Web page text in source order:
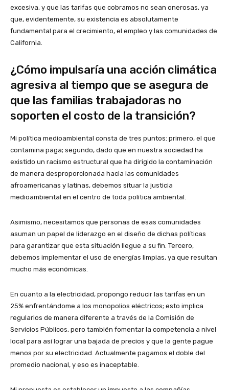
excesiva, y que las tarifas que cobramos no sean onerosas, ya
que, evidentemente, su existencia es absolutamente
fundamental para el crecimiento, el empleo y las comunidades de
California.
¿Cómo impulsaría una acción climática
agresiva al tiempo que se asegura de
que las familias trabajadoras no
soporten el costo de la transición?
Mi política medioambiental consta de tres puntos: primero, el que
contamina paga; segundo, dado que en nuestra sociedad ha
existido un racismo estructural que ha dirigido la contaminación
de manera desproporcionada hacia las comunidades
afroamericanas y latinas, debemos situar la justicia
medioambiental en el centro de toda política ambiental.
Asimismo, necesitamos que personas de esas comunidades
asuman un papel de liderazgo en el diseño de dichas políticas
para garantizar que esta situación llegue a su fin. Tercero,
debemos implementar el uso de energías limpias, ya que resultan
mucho más económicas.
En cuanto a la electricidad, propongo reducir las tarifas en un
25% enfrentándome a los monopolios eléctricos; esto implica
regularlos de manera diferente a través de la Comisión de
Servicios Públicos, pero también fomentar la competencia a nivel
local para así lograr una bajada de precios y que la gente pague
menos por su electricidad. Actualmente pagamos el doble del
promedio nacional, y eso es inaceptable.